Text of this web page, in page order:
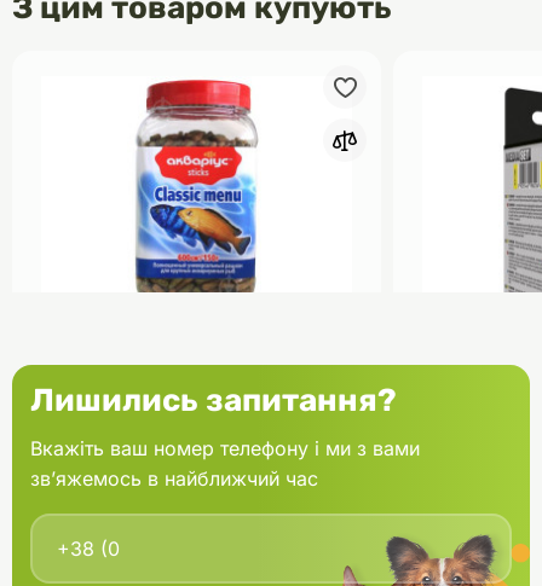
З цим товаром купують
банка 150 г
В кошик
Aquael
Лишились запитання?
Вкажіть ваш номер телефону і ми з вами
зв’яжемось в найближчий час